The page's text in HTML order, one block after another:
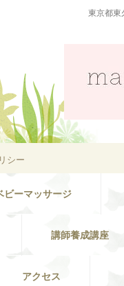
東京都東
シー
ビーマッサージ
講師養成講座
アクセス